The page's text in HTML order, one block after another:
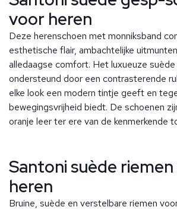
voor heren
Deze herenschoen met monniksband
esthetische flair, ambachtelijke
alledaagse comfort. Het luxueuze
ondersteund door een contrasterende
elke look een modern tintje geeft en
bewegingsvrijheid biedt. De schoenen
oranje leer ter ere van de kenmerkende
Santoni suède
heren
Bruine, suède en verstelbare riemen